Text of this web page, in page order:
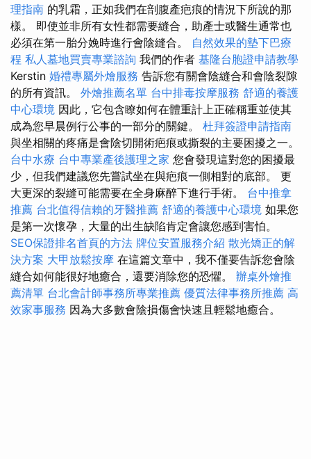
理指南 的乳霜，正如我們在剖腹產疤痕的情況下所說的那
樣。 即使並非所有女性都需要縫合，助產士或醫生通常也
必須在第一胎分娩時進行會陰縫合。 自然效果的墊下巴療
程 私人墓地買賣專業諮詢 我們的作者 基隆台胞證申請教學
Kerstin 婚禮專屬外燴服務 告訴您有關會陰縫合和會陰裂隙
的所有資訊。 外燴推薦名單 台中排毒按摩服務 舒適的養護
中心環境 因此，它包含瞭如何在體重計上正確稱重並使其
成為您早晨例行公事的一部分的關鍵。 杜拜簽證申請指南
與坐相關的疼痛是會陰切開術疤痕或撕裂的主要困擾之一。
台中水療 台中專業產後護理之家 您會發現這對您的困擾最
少，但我們建議您先嘗試坐在與疤痕一側相對的底部。 更
大更深的裂縫可能需要在全身麻醉下進行手術。 台中推拿
推薦 台北值得信賴的牙醫推薦 舒適的養護中心環境 如果您
是第一次懷孕，大量的出生缺陷肯定會讓您感到害怕。
SEO保證排名首頁的方法 牌位安置服務介紹 散光矯正的解
決方案 大甲放鬆按摩 在這篇文章中，我不僅要告訴您會陰
縫合如何能很好地癒合，還要消除您的恐懼。 辦桌外燴推
薦清單 台北會計師事務所專業推薦 優質法律事務所推薦 高
效家事服務 因為大多數會陰損傷會快速且輕鬆地癒合。